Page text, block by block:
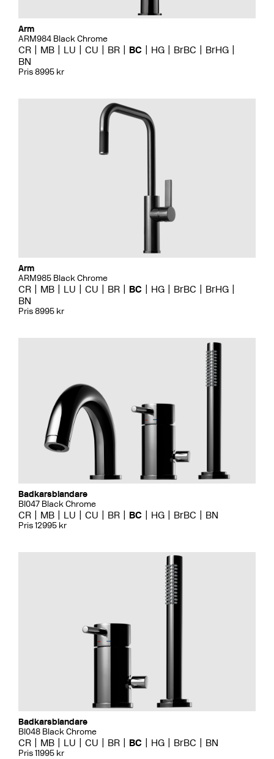
Arm
ARM984 Black Chrome
CR MB LU CU BR BC HG BrBC
BrHG
BN
Pris 8995 kr
Arm
ARM985 Black Chrome
CR MB LU CU BR BC HG BrBC
BrHG
BN
Pris 8995 kr
Badkarsblandare
BI047 Black Chrome
CR MB LU CU BR BC HG BrBC BN
Pris 12995 kr
Badkarsblandare
BI048 Black Chrome
CR MB LU CU BR BC HG BrBC BN
Pris 11995 kr